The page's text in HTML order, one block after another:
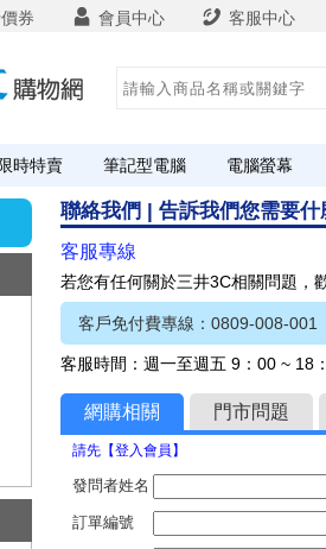
券 會員中心 客服中心
限時特賣 筆記型電腦 電腦螢幕
聯絡我們 | 告訴我們您需要什
客服專線
若您有任何關於三井3C相關問題，
客戶免付費專線：0809-008-001
客服時間：週一至週五 9：00 ~ 18
網購相關 門市問題
請先【登入會員】
發問者姓名
訂單編號